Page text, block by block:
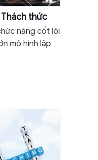
thức
năng cốt lõi
mô hình lập